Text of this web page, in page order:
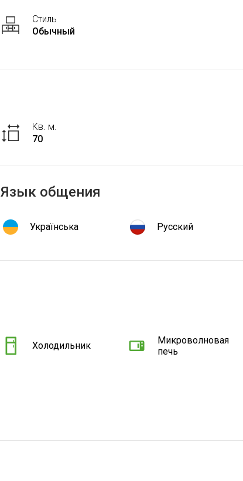
Стиль
Обычный
Кв. м.
70
Язык общения
Українська Русский
Холодильник
Микроволновая
печь